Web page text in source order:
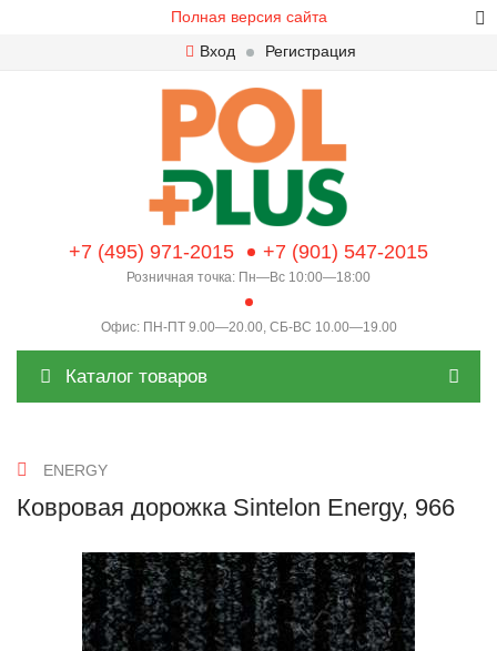
Полная версия сайта
Вход
Регистрация
+7 (495) 971-2015 +7 (901) 547-2015
Розничная точка: Пн—Вс 10:00—18:00
Офис: ПН-ПТ 9.00—20.00, СБ-ВС 10.00—19.00
Каталог товаров
ENERGY
Ковровая дорожка Sintelon Energy, 966